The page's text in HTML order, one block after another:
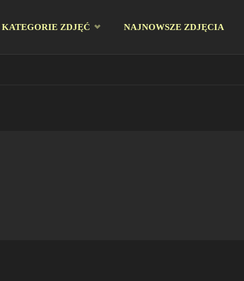
KATEGORIE ZDJĘĆ NAJNOWSZE ZDJĘCIA